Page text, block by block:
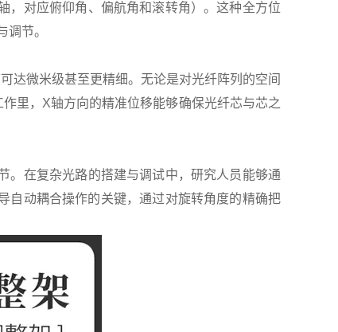
，对应俯仰角、偏航角和滚转角）。这种全方位
节。
达微米级甚至更精细。无论是对光纤阵列的空间
里，X轴方向的精准位移能够确保光纤芯与芯之
。在复杂光路的搭建与调试中，研究人员能够通
自动耦合操作的关键，通过对旋转角度的精确把